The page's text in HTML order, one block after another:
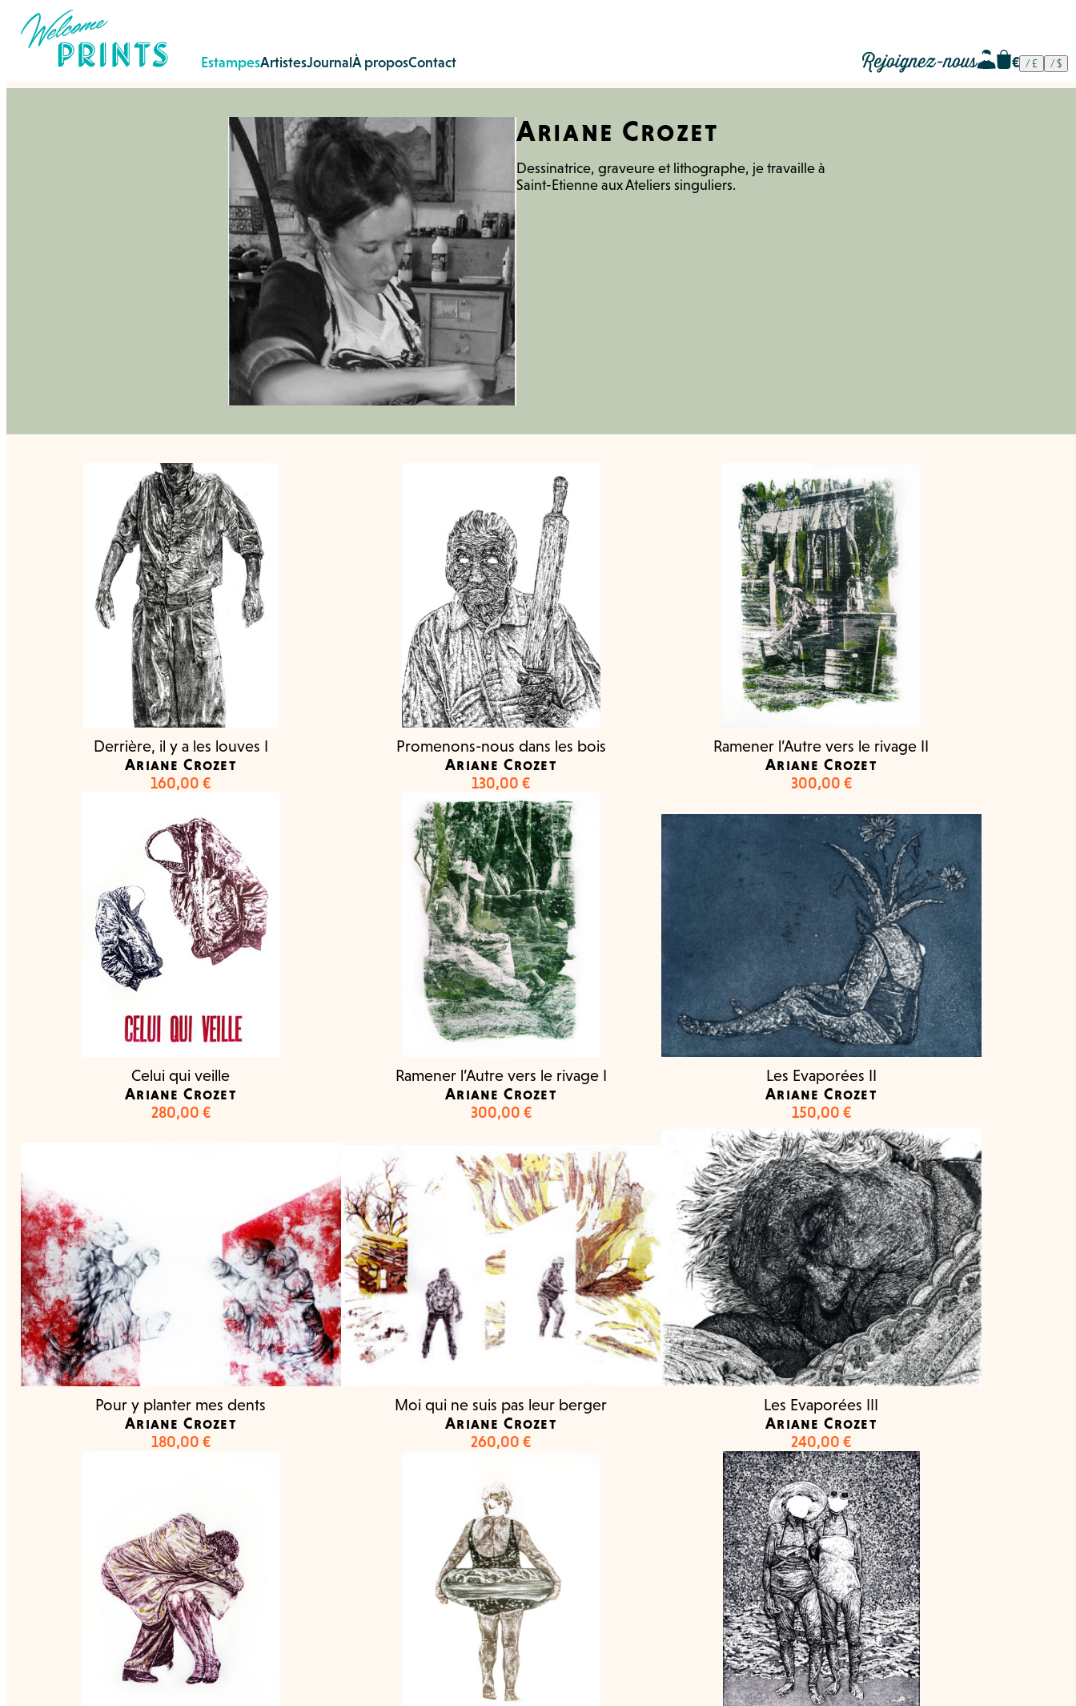
EstampesArtistesJournalÀ proposContact Rejoignez-nous
Ariane Crozet
Dessinatrice, graveure et lithographe, je travaille à
Saint-Etienne aux Ateliers singuliers.
Derrière, il y a les louves I
Ariane Crozet
160,00€
Promenons-nous dans les bois
Ariane Crozet
130,00€
Ramener l’Autre vers le rivage II
Ariane Crozet
300,00 €
Celui qui veille
Ariane Crozet
280,00 €
Ramener l’Autre vers le rivage I
Ariane Crozet
300,00 €
Les Evaporées II
Ariane Crozet
150,00 €
Pour y planter mes dents
Ariane Crozet
180,00 €
Moi qui ne suis pas leur berger
Ariane Crozet
260,00€
Les Evaporées III
Ariane Crozet
240,00€